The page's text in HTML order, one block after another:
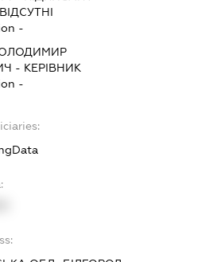
-
- КЕРІВНИК
-